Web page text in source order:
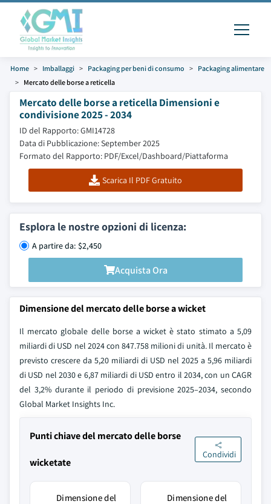
Home Imballaggi Packaging per beni di consumo
Packaging alimentare
Mercato delle borse a reticella
Mercato delle borse a reticella Dimensioni e
condivisione 2025 - 2034
ID del Rapporto: GMI14728
Data di Pubblicazione: September 2025
Formato del Rapporto: PDF/Excel/Dashboard/Piattaforma
Scarica Il PDF Gratuito
Esplora le nostre opzioni di licenza:
A partire da: $2,450
Acquista Ora
Dimensione del mercato delle borse a wicket
Il mercato globale delle borse a wicket è stato stimato a 5,09
miliardi di USD nel 2024 con 847.758 milioni di unità. Il mercato è
previsto crescere da 5,20 miliardi di USD nel 2025 a 5,96 miliardi
di USD nel 2030 e 6,87 miliardi di USD entro il 2034, con un CAGR
del 3,2% durante il periodo di previsione 2025–2034, secondo
Global Market Insights Inc.
Punti chiave del mercato delle borse
wicketate
Condividi
Dimensione del
Dimensione del